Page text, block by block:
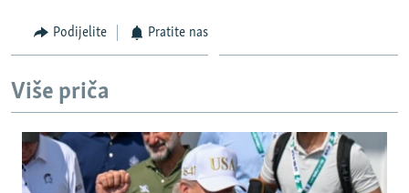
Podijelite Pratite nas
Više priča